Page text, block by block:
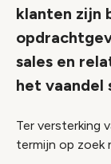
klanten zijn
sales en
het vaandel
Ter versterking
termijn op zoek